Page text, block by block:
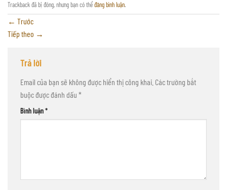
Trackback đã bị đóng, nhưng bạn có thểđăng bình luận.
← Trước
Tiếp theo →
Trả lời
Email của bạn sẽ không được hiển thị công khai. Các trường bắt
buộc được đánh dấu *
Bình luận*